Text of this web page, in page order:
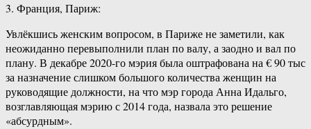
3. Франция, Париж:
Увлёкшись женским вопросом, в Париже не заметили, как
неожиданно перевыполнили план по валу, а заодно и вал по
плану. В декабре 2020-го мэрия была оштрафована на € 90 тыс
за назначение слишком большого количества женщин на
руководящие должности, на что мэр города Анна Идальго,
возглавляющая мэрию с 2014 года, назвала это решение
«абсурдным».